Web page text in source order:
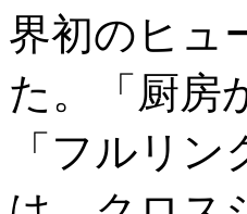
界初のヒュ
た。「厨房
「フルリ